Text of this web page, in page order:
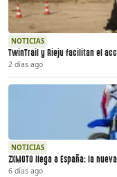
NOTICIAS
TwinTrail y Rieju facilitan el
2 días ago
NOTICIAS
ZXMOTO llega a España: la
6 días ago